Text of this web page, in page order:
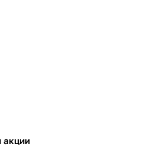
акции